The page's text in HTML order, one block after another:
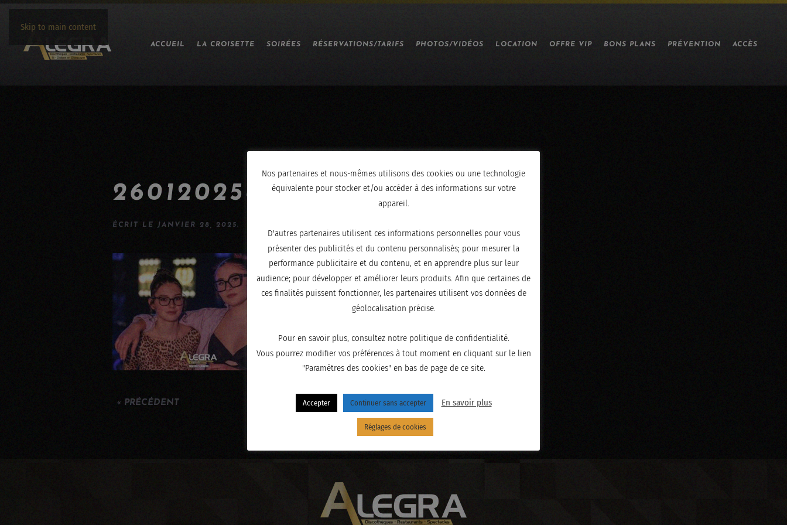
Skip to main content
ACCUEIL LA CROISETTE SOIRÉES RÉSERVATIONS/TARIFS PHOTOS/VIDÉOS LOCATION OFFRE VIP BONS PLANS PRÉVENTION ACCÈS
26012025-032
ÉCRIT LE JANVIER 28, 2025.
« PRÉCÉDENT
Nos partenaires et nous-mêmes utilisons des cookies ou une technologie
équivalente pour stocker et/ou accéder à des informations sur votre
appareil.
D'autres partenaires utilisent ces informations personnelles pour vous
présenter des publicités et du contenu personnalisés; pour mesurer la
performance publicitaire et du contenu, et en apprendre plus sur leur
audience; pour développer et améliorer leurs produits. Afin que certaines de
ces finalités puissent fonctionner, les partenaires utilisent vos données de
géolocalisation précise.
Pour en savoir plus, consultez notre politique de confidentialité.
Vous pourrez modifier vos préférences à tout moment en cliquant sur le lien
"Paramètres des cookies" en bas de page de ce site.
Accepter Continuer sans accepter En savoir plus
Réglages de cookies